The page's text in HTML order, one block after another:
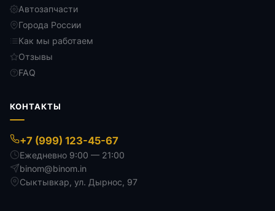
Автозапчасти
Города России
Как мы работаем
Отзывы
FAQ
КОНТАКТЫ
+7 (999) 123-45-67
Ежедневно 9:00 — 21:00
binom@binom.in
Сыктывкар, ул. Дырнос, 97